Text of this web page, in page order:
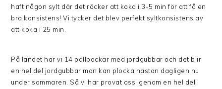
haft någon sylt där det räcker att koka i 3-5 min för att få en
bra konsistens! Vi tycker det blev perfekt syltkonsistens av
att koka i 25 min.
På landet har vi 14 pallbockar med jordgubbar och det blir
en hel del jordgubbar man kan plocka nästan dagligen nu
under sommaren. Så vi har provat oss igenom en hel del